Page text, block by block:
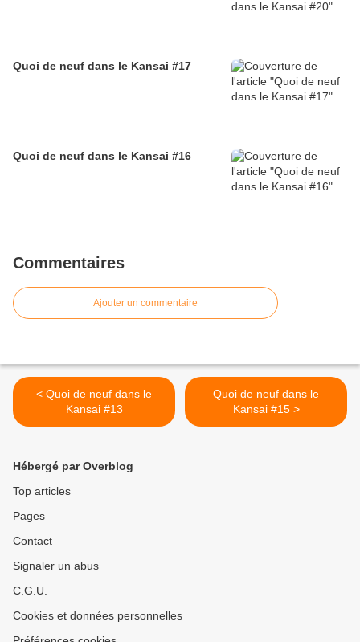
Quoi de neuf dans le Kansai #17
Quoi de neuf dans le Kansai #16
Commentaires
Ajouter un commentaire
< Quoi de neuf dans le
Kansai #13
Quoi de neuf dans le
Kansai #15 >
Hébergé par Overblog
Top articles
Pages
Contact
Signaler un abus
C.G.U.
Cookies et données personnelles